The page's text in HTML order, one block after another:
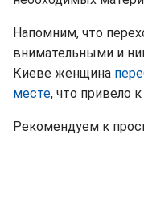
Напомним, что
внимательными и
Киеве женщина
месте, что привело
Рекомендуем к